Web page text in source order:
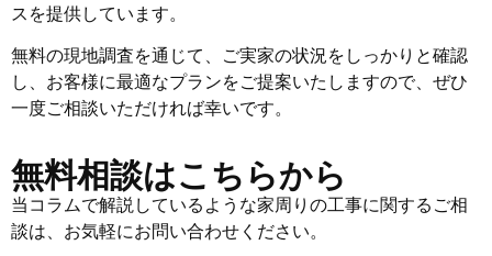
スを提供しています。
無料の現地調査を通じて、ご実家の状況をしっかりと確認
し、お客様に最適なプランをご提案いたしますので、ぜひ
一度ご相談いただければ幸いです。
無料相談はこちらから
当コラムで解説しているような家周りの工事に関するご相
談は、お気軽にお問い合わせください。